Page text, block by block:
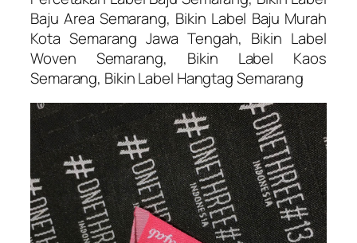
Baju Area Semarang, Bikin Label Baju Murah
Kota Semarang Jawa Tengah, Bikin Label
Woven Semarang, Bikin Label Kaos
Semarang, Bikin Label Hangtag Semarang